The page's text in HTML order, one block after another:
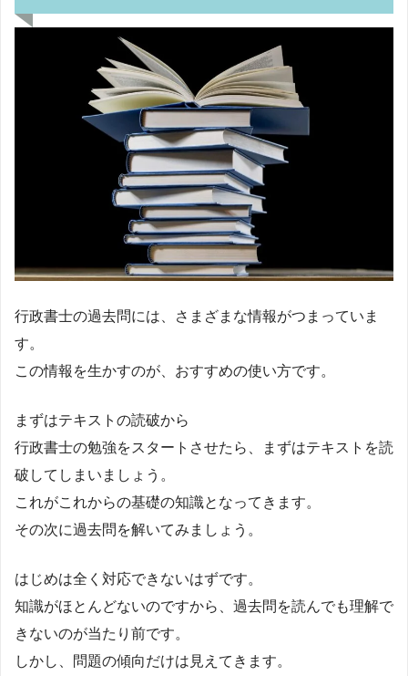
行政書士の過去問には、さまざまな情報がつまっていま
す。
この情報を生かすのが、おすすめの使い方です。
まずはテキストの読破から
行政書士の勉強をスタートさせたら、まずはテキストを読
破してしまいましょう。
これがこれからの基礎の知識となってきます。
その次に過去問を解いてみましょう。
はじめは全く対応できないはずです。
知識がほとんどないのですから、過去問を読んでも理解で
きないのが当たり前です。
しかし、問題の傾向だけは見えてきます。